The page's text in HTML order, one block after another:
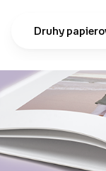
Druhy